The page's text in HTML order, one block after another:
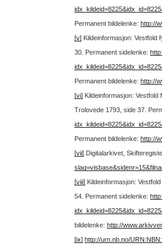
Permanent bildelenke: http://
[v]Kildeinformasjon: Vestfold
30. Permanent sidelenke:
Permanent bildelenke: http://
[vi]Kildeinformasjon: Vestfold
Trolovede 1793, side 37.
Permanent bildelenke: http://
[vii]Digitalarkivet,
[viii]Kildeinformasjon:
54. Permanent sidelenke:
bildelenke: http://
[ix] http://urn.nb.no/